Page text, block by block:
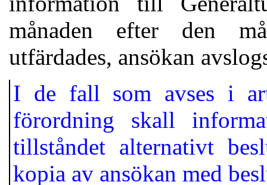
månaden efter den
utfärdades, ansökan
I de fall som avses i
förordning skall
tillståndet alternativt
kopia av ansökan med